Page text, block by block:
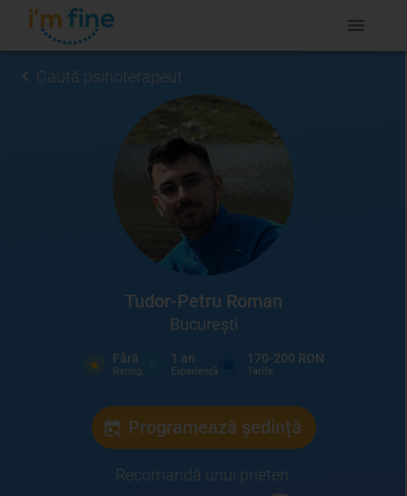
Caută psihoterapeut
Tudor-Petru Roman
București
Fără
Rating
1 an
Experienţă
170-200 RON
Tarife
Programează ședință
Recomandă unui prieten: